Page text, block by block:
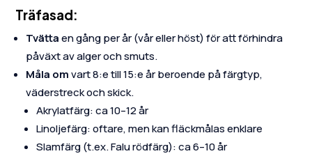
Träfasad:
Tvättaen gång per år (vår eller höst) för att förhindra
påväxt av alger och smuts.
Måla omvart 8:e till 15:e år beroende på färgtyp,
väderstreck och skick.
Akrylatfärg: ca 10–12 år
Linoljefärg: oftare, men kan fläckmålas enklare
Slamfärg (t.ex. Falu rödfärg): ca 6–10 år